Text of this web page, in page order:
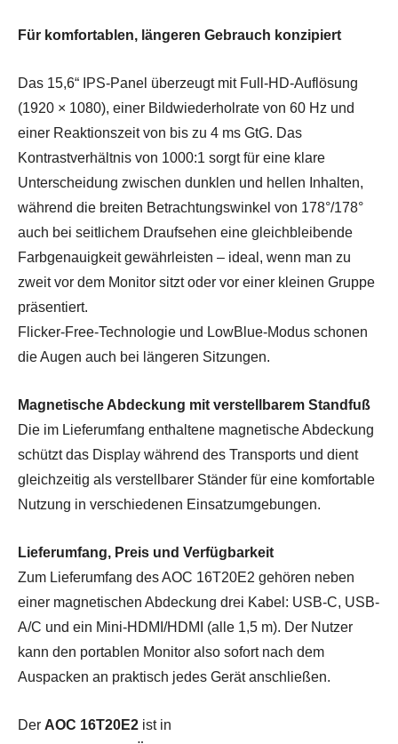
Für komfortablen, längeren Gebrauch konzipiert
Das 15,6“ IPS-Panel überzeugt mit Full-HD-Auflösung
(1920 × 1080), einer Bildwiederholrate von 60 Hz und
einer Reaktionszeit von bis zu 4 ms GtG. Das
Kontrastverhältnis von 1000:1 sorgt für eine klare
Unterscheidung zwischen dunklen und hellen Inhalten,
während die breiten Betrachtungswinkel von 178°/178°
auch bei seitlichem Draufsehen eine gleichbleibende
Farbgenauigkeit gewährleisten – ideal, wenn man zu
zweit vor dem Monitor sitzt oder vor einer kleinen Gruppe
präsentiert.
Flicker-Free-Technologie und LowBlue-Modus schonen
die Augen auch bei längeren Sitzungen.
Magnetische Abdeckung mit verstellbarem Standfuß
Die im Lieferumfang enthaltene magnetische Abdeckung
schützt das Display während des Transports und dient
gleichzeitig als verstellbarer Ständer für eine komfortable
Nutzung in verschiedenen Einsatzumgebungen.
Lieferumfang, Preis und Verfügbarkeit
Zum Lieferumfang des AOC 16T20E2 gehören neben
einer magnetischen Abdeckung drei Kabel: USB-C, USB-
A/C und ein Mini-HDMI/HDMI (alle 1,5 m). Der Nutzer
kann den portablen Monitor also sofort nach dem
Auspacken an praktisch jedes Gerät anschließen.
Der AOC 16T20E2 ist in